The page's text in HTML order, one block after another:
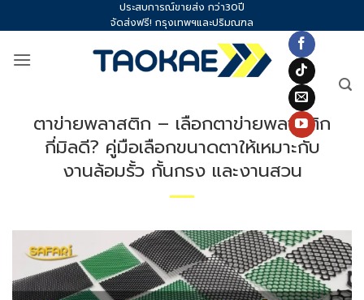
to
ประสบการณ์ขายส่ง กว่า30ปี
จัดส่งฟรี! กรุงเทพฯและปริมณฑล
ตาข่ายพลาสติก – เลือกตาข่ายพลาสติก
กี่มิลดี? คู่มือเลือกขนาดตาให้เหมาะกับ
งานล้อมรั้ว กั้นกรง และงานสวน